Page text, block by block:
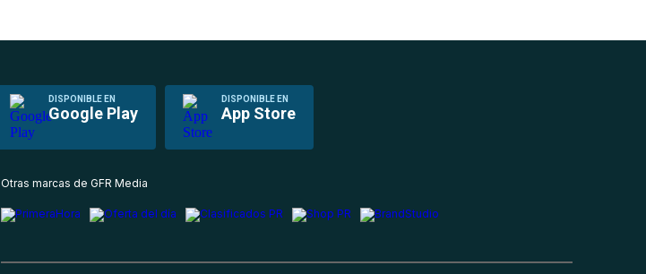
DISPONIBLE EN
Google Play
DISPONIBLE EN
App Store
Otras marcas de GFR Media